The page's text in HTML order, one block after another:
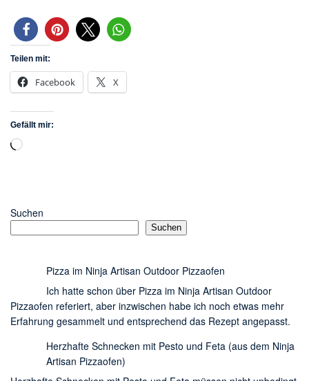
Teilen mit:
Facebook X
Gefällt mir:
Wird
Suchen
Suchen
Pizza im Ninja Artisan Outdoor Pizzaofen
Ich hatte schon über Pizza im Ninja Artisan Outdoor
Pizzaofen referiert, aber inzwischen habe ich noch etwas mehr
Erfahrung gesammelt und entsprechend das Rezept angepasst.
Herzhafte Schnecken mit Pesto und Feta (aus dem Ninja
Artisan Pizzaofen)